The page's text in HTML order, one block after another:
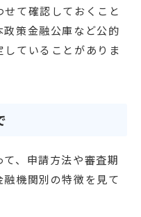
て確認しておくこと
策金融公庫など公的
ていることがありま
、申請方法や審査期
機関別の特徴を見て